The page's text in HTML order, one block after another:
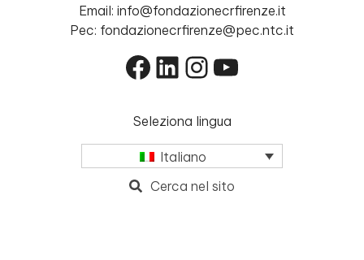
Email: info@fondazionecrfirenze.it
Pec: fondazionecrfirenze@pec.ntc.it
Facebook
LinkedIn
Instagram
YouTube
Seleziona lingua
Italiano
Cerca nel sito